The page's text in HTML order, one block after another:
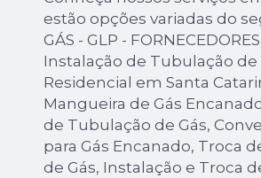
estão opções variadas do
GÁS - GLP -
Instalação de Tubulação de
Residencial em Santa
Mangueira de Gás
de Tubulação de Gás,
para Gás Encanado, Troca
de Gás, Instalação e Troca